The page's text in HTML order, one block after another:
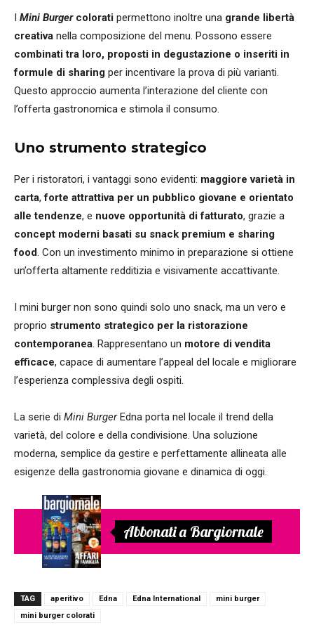
I Mini Burgercolorati permettono inoltre una grande libertà
creativa nella composizione del menu. Possono essere
combinati tra loro, proposti in degustazione o inseriti in
formule di sharing per incentivare la prova di più varianti.
Questo approccio aumenta l’interazione del cliente con
l’offerta gastronomica e stimola il consumo.
Uno strumento strategico
Per i ristoratori, i vantaggi sono evidenti: maggiore varietà in
carta,forte attrattiva per un pubblico giovane e orientato
alle tendenze, e nuove opportunità di fatturato, grazie a
concept moderni basati su snack premium e sharing
food. Con un investimento minimo in preparazione si ottiene
un’offerta altamente redditizia e visivamente accattivante.
I mini burger non sono quindi solo uno snack, ma un vero e
proprio strumento strategico per la ristorazione
contemporanea. Rappresentano un motore di vendita
efficace, capace di aumentare l’appeal del locale e migliorare
l’esperienza complessiva degli ospiti.
La serie di Mini BurgerEdna porta nel locale il trend della
varietà, del colore e della condivisione. Una soluzione
moderna, semplice da gestire e perfettamente allineata alle
esigenze della gastronomia giovane e dinamica di oggi.
Abbonati a Bargiornale
TAG aperitivo Edna Edna International
mini burger
mini burger colorati